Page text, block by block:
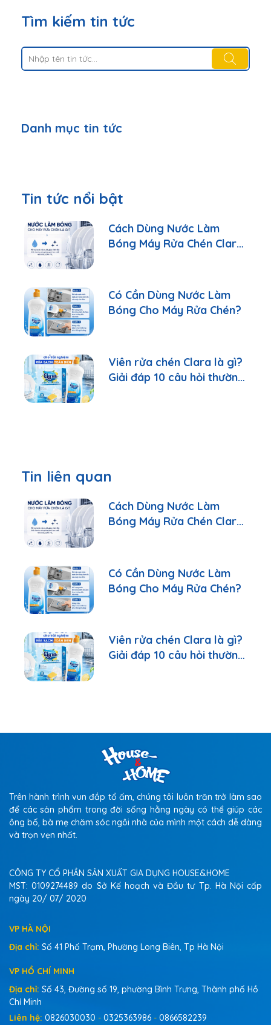
Tìm kiếm tin tức
Danh mục tin tức
Tin tức nổi bật
Cách Dùng Nước Làm
Bóng Máy Rửa Chén Clara
Có Cần Dùng Nước Làm
Bóng Cho Máy Rửa Chén?
Viên rửa chén Clara là gì?
Giải đáp 10 câu hỏi thường
Tin liên quan
Cách Dùng Nước Làm
Bóng Máy Rửa Chén Clara
Có Cần Dùng Nước Làm
Bóng Cho Máy Rửa Chén?
Viên rửa chén Clara là gì?
Giải đáp 10 câu hỏi thường
Trên hành trình vun đắp tổ ấm, chúng tôi luôn trăn trở làm sao
để các sản phẩm trong đời sống hằng ngày có thể giúp các
ông bố, bà mẹ chăm sóc ngôi nhà của mình một cách dễ dàng
và trọn vẹn nhất.
CÔNG TY CỔ PHẦN SẢN XUẤT GIA DỤNG HOUSE&HOME
MST: 0109274489 do Sở Kế hoạch và Đầu tư Tp. Hà Nội cấp
ngày 20/ 07/ 2020
VP HÀ NỘI
Địa chỉ: Số 41 Phố Trạm, Phường Long Biên, Tp Hà Nội
VP HỒ CHÍ MINH
Địa chỉ: Số 43, Đường số 19, phường Bình Trưng, Thành phố Hồ
Chí Minh
Liên hệ: 0826030030 - 0325363986 - 0866582239